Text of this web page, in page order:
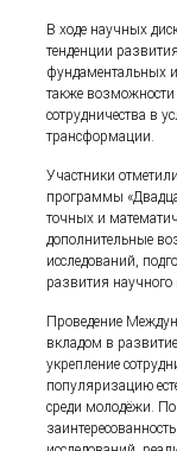
В ходе научных
тенденции
фундаментальных
также
сотрудничества в
трансформации.
Участники
программы
точных и
дополнительные
исследований,
развития научного
Проведение
вкладом в
укрепление
популяризацию
среди молодёжи.